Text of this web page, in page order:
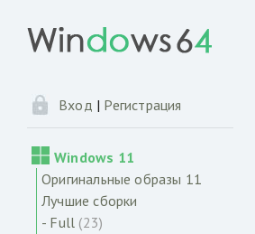
Вход | Регистрация
Windows 11
Оригинальные образы 11
Лучшие сборки
- Full (23)